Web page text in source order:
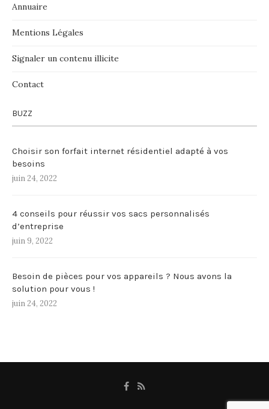
Annuaire
Mentions Légales
Signaler un contenu illicite
Contact
BUZZ
Choisir son forfait internet résidentiel adapté à vos
besoins
juin 24, 2022
4 conseils pour réussir vos sacs personnalisés
d’entreprise
juin 9, 2022
Besoin de pièces pour vos appareils ? Nous avons la
solution pour vous !
juin 24, 2022